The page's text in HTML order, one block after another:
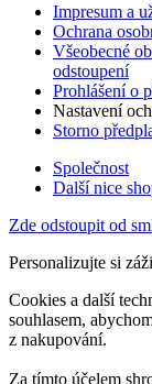
Impresum a
Ochrana
Všeobecné
odstoupení
Prohlášení o
Nastavení
Storno
Společnost
Další nice
Zde odstoupit od
Personalizujte si
Cookies a další
souhlasem,
z nakupování.
Za tímto účelem